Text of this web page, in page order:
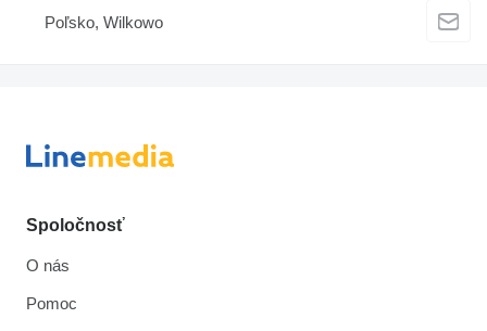
Poľsko, Wilkowo
Spoločnosť
O nás
Pomoc